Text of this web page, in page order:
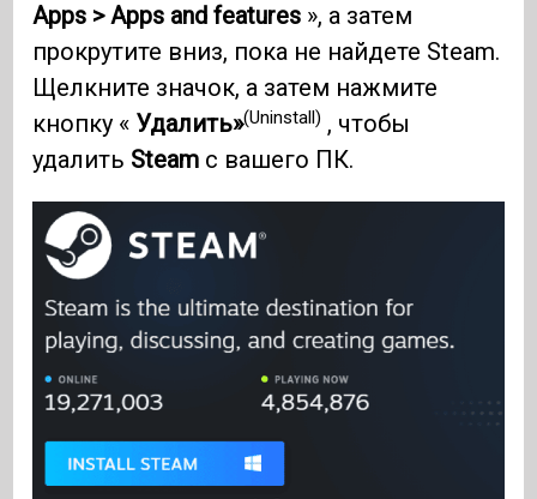
Apps > Apps and features », а затем
прокрутите вниз, пока не найдете Steam.
Щелкните значок, а затем нажмите
кнопку « Удалить»(Uninstall) , чтобы
удалить Steam с вашего ПК.